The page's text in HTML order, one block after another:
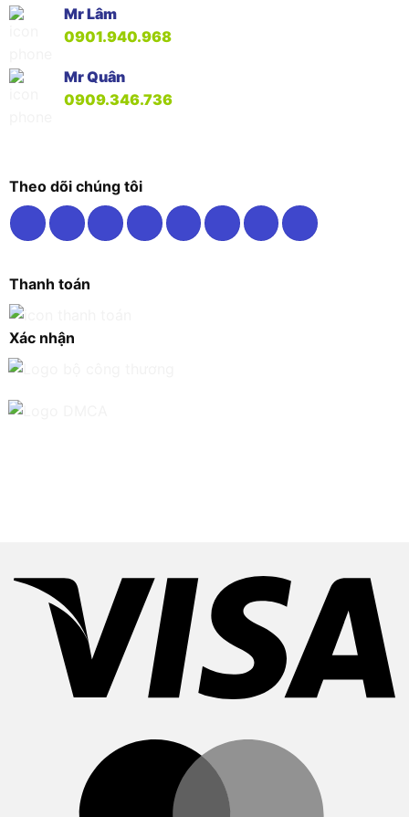
Mr Lâm
0901.940.968
Mr Quân
0909.346.736
Theo dõi chúng tôi
Thanh toán
Xác nhận